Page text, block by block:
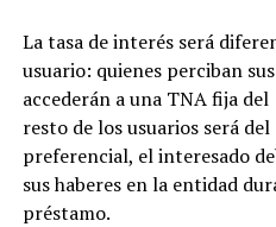
La tasa de interés será
usuario: quienes perciban
accederán a una TNA fija
resto de los usuarios será
preferencial, el interesado
sus haberes en la entidad
préstamo.